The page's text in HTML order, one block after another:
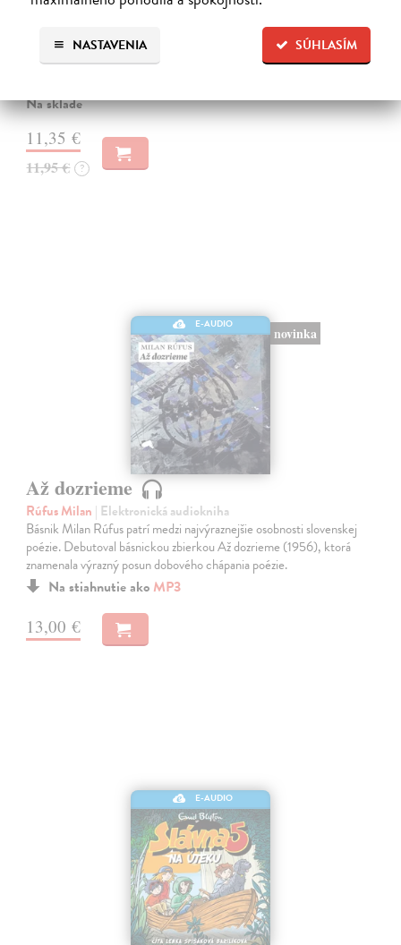
SÚHLASÍM
NASTAVENIA
Lindgrenová Astrid| Audiokniha na CD
Ďalšie pokračovanie príbehov o malom šibalovi Emilovi, ktorého
huncútstva dobre poznali aj všetci Lönneberčania. Ale čo sa stalo, keď
Emil vylial ockovi na hlavu zabíjačkovú kašu, keď zlú správkyňu
Na sklade
11,35 €
11,95 € ?
E-AUDIO
novinka
Až dozrieme
Rúfus Milan | Elektronická audiokniha
Básnik Milan Rúfus patrí medzi najvýraznejšie osobnosti slovenskej
poézie. Debutoval básnickou zbierkou Až dozrieme (1956), ktorá
znamenala výrazný posun dobového chápania poézie.
Na stiahnutie ako MP3
13,00 €
E-AUDIO